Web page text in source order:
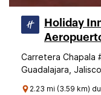
Holiday
Carretera Chapala
Guadalajara,
2.23 mi (3.59 km)